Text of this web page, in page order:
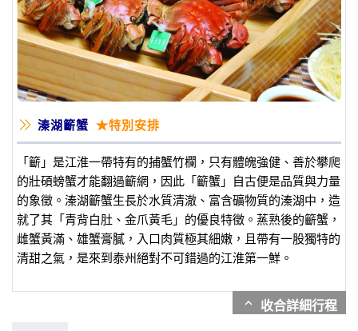
溱湖籪蟹 ★特別安排
「籪」是江淮一帶特有的捕蟹竹欄，只有體魄強健、善於攀爬
的壯碩螃蟹才能翻過籪網，因此「籪蟹」自古便是品質與力量
的象徵。溱湖籪蟹生長於水質清澈、富含礦物質的溱湖中，造
就了其「青背白肚、金爪黃毛」的優良特徵。蒸熟後的籪蟹，
雌蟹黃滿、雄蟹膏膩，入口肉質極其細嫩，且帶有一股獨特的
清甜之氣，是來到泰州絕對不可錯過的江淮第一鮮。
expand_more